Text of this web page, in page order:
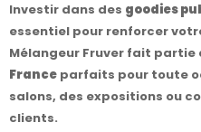
Investir dans des goodies
essentiel pour renforcer
Mélangeur Fruver fait partie
France parfaits pour toute
salons, des expositions ou
clients.